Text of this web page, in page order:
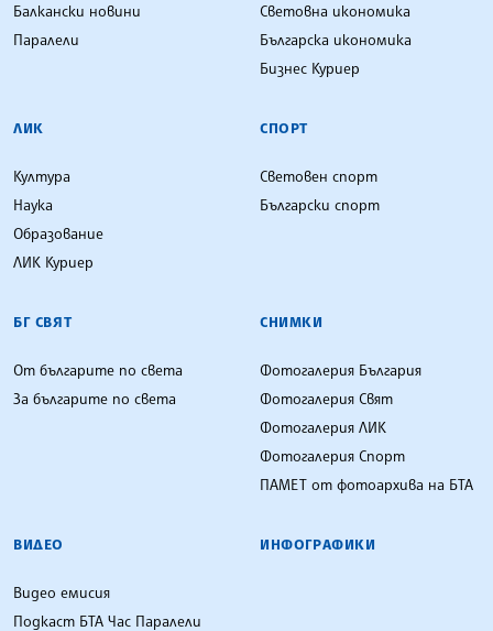
Балкански новини
Паралели
Световна икономика
Българска икономика
Бизнес Куриер
ЛИК
Култура
Наука
Образование
ЛИК Куриер
СПОРТ
Световен спорт
Български спорт
БГ СВЯТ
От българите по света
За българите по света
СНИМКИ
Фотогалерия България
Фотогалерия Свят
Фотогалерия ЛИК
Фотогалерия Спорт
ПАМЕТ от фотоархива на БТА
ВИДЕО
Видео емисия
Подкаст БТА Час Паралели
ИНФОГРАФИКИ